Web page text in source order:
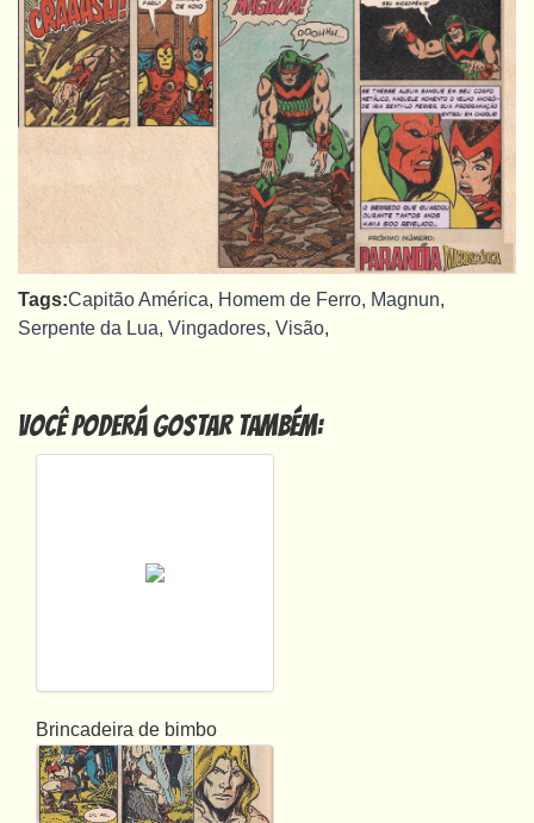
Tags:Capitão América, Homem de Ferro, Magnun,
Serpente da Lua, Vingadores, Visão,
Você poderá gostar também:
Brincadeira de bimbo